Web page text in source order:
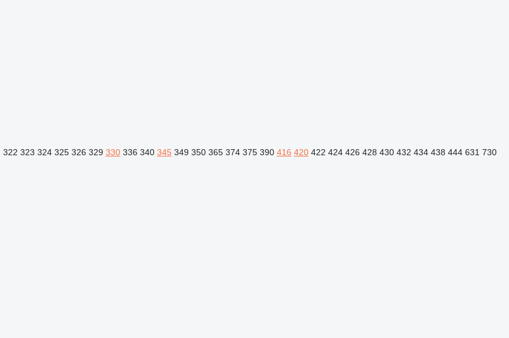
322 323 324 325 326 329 330 336 340 345 349 350 365 374 375 390 416 420 422 424 426 428 430 432 434 438 444 631 730